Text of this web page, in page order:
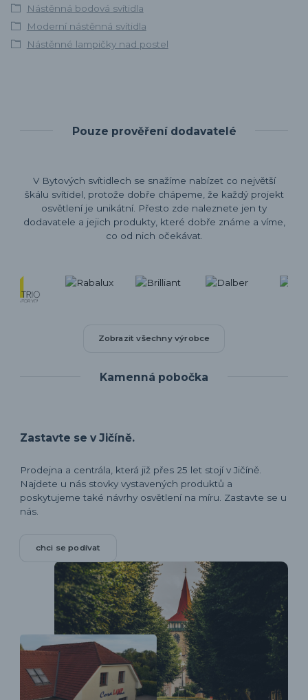
Nástěnná bodová svítidla
Moderní nástěnná svítidla
Nástěnné lampičky nad postel
Pouze prověření dodavatelé
V Bytových svítidlech se snažíme nabízet co největší
škálu svítidel, protože dobře chápeme, že každý projekt
osvětlení je unikátní. Přesto zde naleznete jen ty
dodavatele a jejich produkty, které dobře známe a víme,
co od nich očekávat.
Zobrazit všechny výrobce
Kamenná pobočka
Zastavte se v Jičíně.
Prodejna a centrála, která již přes 25 let stojí v Jičíně.
Najdete u nás stovky vystavených produktů a
poskytujeme také návrhy osvětlení na míru. Zastavte se u
nás.
chci se podívat